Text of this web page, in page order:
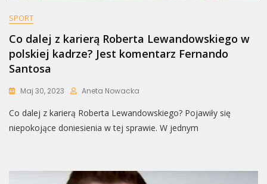
SPORT
Co dalej z karierą Roberta Lewandowskiego w
polskiej kadrze? Jest komentarz Fernando
Santosa
Maj 30, 2023 Aneta Nowacka
Co dalej z karierą Roberta Lewandowskiego? Pojawiły się
niepokojące doniesienia w tej sprawie. W jednym